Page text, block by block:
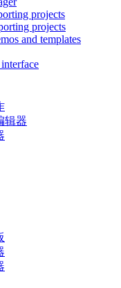
projects
projects
and templates
辑器